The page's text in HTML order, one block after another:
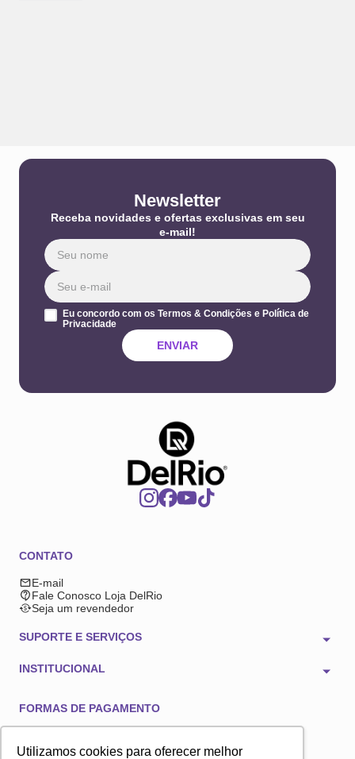
Utilizamos cookies para oferecer melhor
Newsletter
Receba novidades e ofertas exclusivas em seu
e-mail!
Eu concordo com os Termos & Condições e Política de
Privacidade
ENVIAR
CONTATO
E-mail
Fale Conosco Loja DelRio
Seja um revendedor
SUPORTE E SERVIÇOS
INSTITUCIONAL
FORMAS DE PAGAMENTO